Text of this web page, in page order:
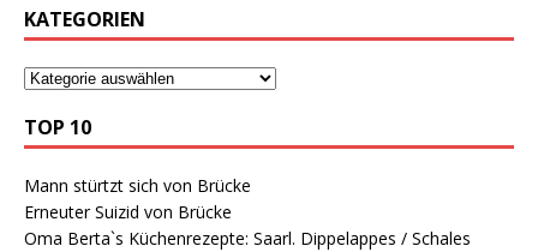
KATEGORIEN
TOP 10
Mann stürtzt sich von Brücke
Erneuter Suizid von Brücke
Oma Berta`s Küchenrezepte: Saarl. Dippelappes / Schales